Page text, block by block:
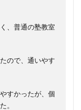
、普通の塾教室
ので、通いやす
すかったが、個
。